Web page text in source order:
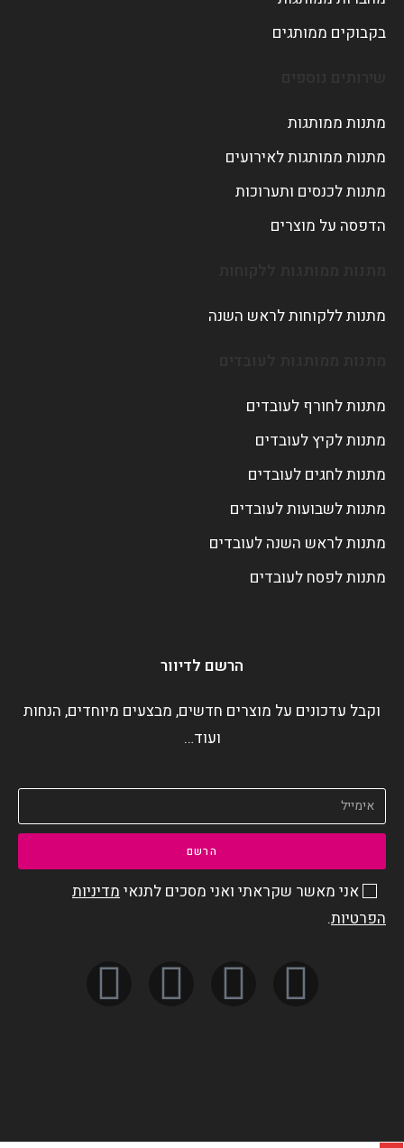
בקבוקים ממותגים
מתנות ממותגות
מתנות ממותגות לאירועים
מתנות לכנסים ותערוכות
הדפסה על מוצרים
מתנות ללקוחות לראש השנה
מתנות לחורף לעובדים
מתנות לקיץ לעובדים
מתנות לחגים לעובדים
מתנות לשבועות לעובדים
מתנות לראש השנה לעובדים
מתנות לפסח לעובדים
הרשם לדיוור
וקבל עדכונים על מוצרים חדשים, מבצעים מיוחדים, הנחות
ועוד…
אני מאשר שקראתי ואני מסכים לתנאימדיניות
הפרטיות.
הרשם